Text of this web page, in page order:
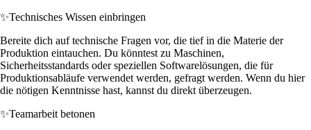
✨Technisches Wissen einbringen
Bereite dich auf technische Fragen vor, die tief in die Materie der
Produktion eintauchen. Du könntest zu Maschinen,
Sicherheitsstandards oder speziellen Softwarelösungen, die für
Produktionsabläufe verwendet werden, gefragt werden. Wenn du hier
die nötigen Kenntnisse hast, kannst du direkt überzeugen.
✨Teamarbeit betonen